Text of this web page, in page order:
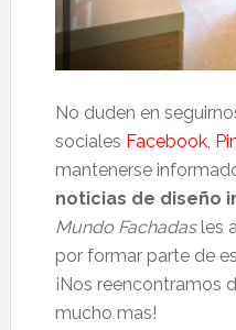
No duden en
sociales Facebook,
mantenerse
noticias de diseño
Mundo Fachadasles
por formar parte de
¡Nos reencontramos
mucho mas!